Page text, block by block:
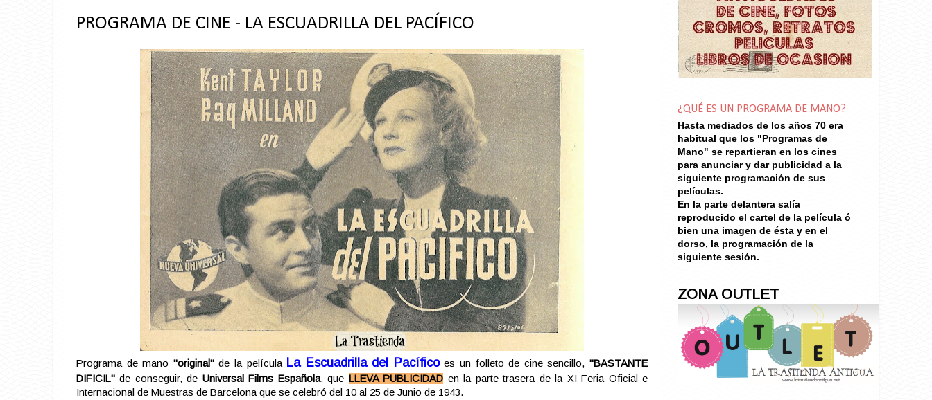
PROGRAMA DE CINE - LA ESCUADRILLA DEL PACÍFICO
Programa de mano "original"de la película La Escuadrilla del Pacíficoes un folleto de cine sencillo,"BASTANTE
DIFICIL" de conseguir, de Universal Films Española, que LLEVA PUBLICIDAD en la parte trasera de la XI Feria Oficial e
Internacional de Muestras de Barcelona que se celebró del 10 al 25 de Junio de 1943.
¿QUÉ ES UN PROGRAMA DE MANO?
Hasta mediados de los años 70 era
habitual que los "Programas de
Mano" se repartieran en los cines
para anunciar y dar publicidad a la
siguiente programación de sus
películas.
En la parte delantera salía
reproducido el cartel de la película ó
bien una imagen de ésta y en el
dorso, la programación de la
siguiente sesión.
ZONA OUTLET